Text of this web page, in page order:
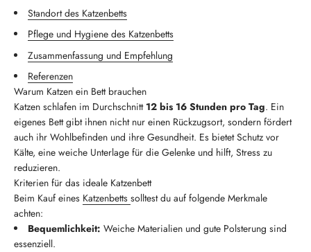
Standort des Katzenbetts
Pflege und Hygiene des Katzenbetts
Zusammenfassung und Empfehlung
Referenzen
Warum Katzen ein Bett brauchen
Katzen schlafen im Durchschnitt 12 bis 16 Stunden pro Tag. Ein
eigenes Bett gibt ihnen nicht nur einen Rückzugsort, sondern fördert
auch ihr Wohlbefinden und ihre Gesundheit. Es bietet Schutz vor
Kälte, eine weiche Unterlage für die Gelenke und hilft, Stress zu
reduzieren.
Kriterien für das ideale Katzenbett
Beim Kauf eines Katzenbetts solltest du auf folgende Merkmale
achten:
Bequemlichkeit: Weiche Materialien und gute Polsterung sind
essenziell.